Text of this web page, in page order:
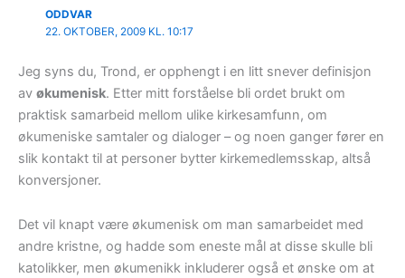
ODDVAR
22. OKTOBER, 2009 KL. 10:17
Jeg syns du, Trond, er opphengt i en litt snever definisjon
av økumenisk. Etter mitt forståelse bli ordet brukt om
praktisk samarbeid mellom ulike kirkesamfunn, om
økumeniske samtaler og dialoger – og noen ganger fører en
slik kontakt til at personer bytter kirkemedlemsskap, altså
konversjoner.
Det vil knapt være økumenisk om man samarbeidet med
andre kristne, og hadde som eneste mål at disse skulle bli
katolikker, men økumenikk inkluderer også et ønske om at